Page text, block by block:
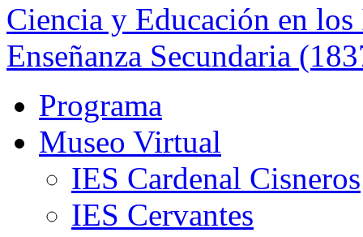
Ciencia y Educación en
Enseñanza Secundaria
Programa
Museo Virtual
IES Cardenal Cisneros
IES Cervantes